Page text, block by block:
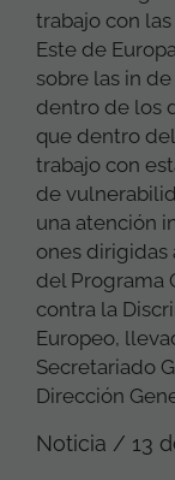
trabajo con
Este de
sobre las in
dentro de los
que dentro
trabajo con
de
una atención
ones dirigidas
del Programa
contra la
Europeo,
Secretariado
Dirección
Noticia / 13